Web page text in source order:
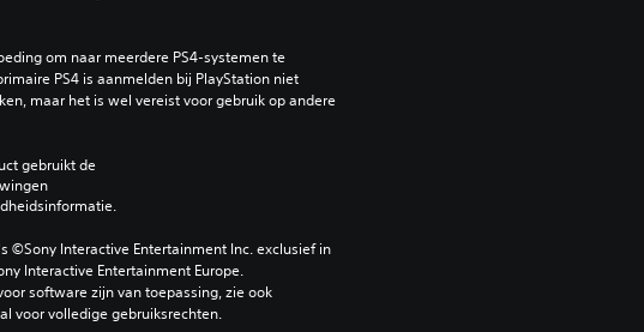
om naar meerdere PS4-systemen te
PS4 is aanmelden bij PlayStation niet
maar het is wel vereist voor gebruik op andere
gebruikt de
©Sony Interactive Entertainment Inc. exclusief in
Interactive Entertainment Europe.
software zijn van toepassing, zie ook
voor volledige gebruiksrechten.